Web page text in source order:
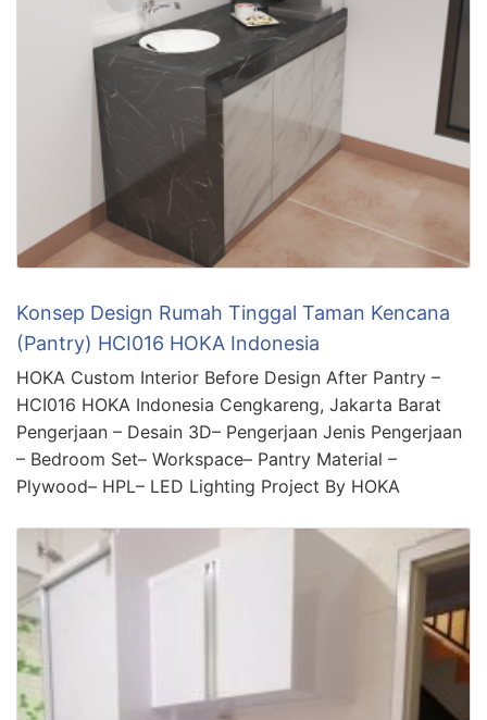
Konsep Design Rumah Tinggal Taman Kencana
(Pantry) HCI016 HOKA Indonesia
HOKA Custom Interior Before Design After Pantry –
HCI016 HOKA Indonesia Cengkareng, Jakarta Barat
Pengerjaan – Desain 3D– Pengerjaan Jenis Pengerjaan
– Bedroom Set– Workspace– Pantry Material –
Plywood– HPL– LED Lighting Project By HOKA